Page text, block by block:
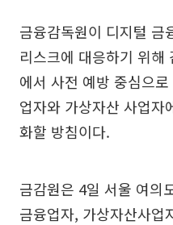
금융감독원이 디지털 금
리스크에 대응하기 위해
에서 사전 예방 중심으
업자와 가상자산 사업자
화할 방침이다.
금감원은 4일 서울 여의
금융업자, 가상자산사